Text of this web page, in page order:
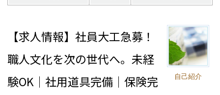
自己紹介
【求人情報】社員大工急募！
職人文化を次の世代へ。未経
験OK｜社用道具完備｜保険完